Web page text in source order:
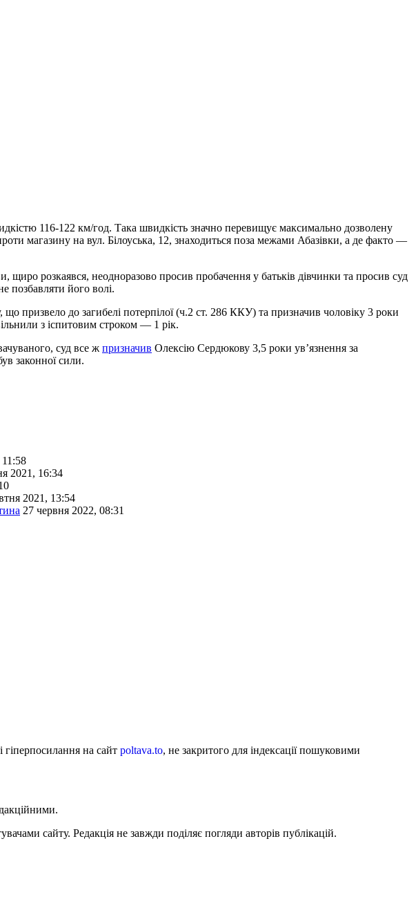
116-122 км/год. Така швидкість значно перевищує максимально дозволену
магазину на вул. Білоуська, 12, знаходиться поза межами Абазівки, а де факто —
розкаявся, неодноразово просив пробачення у батьків дівчинки та просив суд
позбавляти його волі.
призвело до загибелі потерпілої (ч.2 ст. 286 ККУ) та призначив чоловіку 3 роки
з іспитовим строком — 1 рік.
суд все ж призначив Олексію Сердюкову 3,5 роки ув’язнення за
законної сили.
2021, 16:34
2021, 13:54
27 червня 2022, 08:31
гіперпосилання на сайт poltava.to, не закритого для індексації пошуковими
сайту. Редакція не завжди поділяє погляди авторів публікацій.